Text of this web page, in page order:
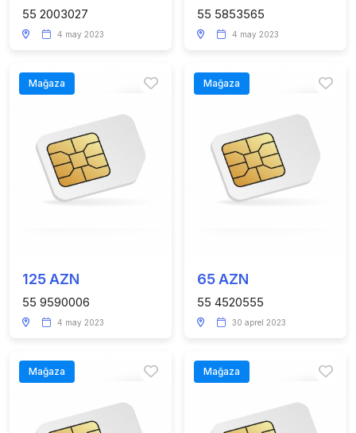
55 2003027
4 may 2023
55 5853565
4 may 2023
Mağaza
125 AZN
55 9590006
4 may 2023
Mağaza
65 AZN
55 4520555
30 aprel 2023
Mağaza Mağaza